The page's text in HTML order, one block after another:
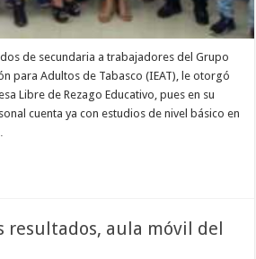
de secundaria a trabajadores del Grupo
para Adultos de Tabasco (IEAT), le otorgó
Libre de Rezago Educativo, pues en su
cuenta ya con estudios de nivel básico en
resultados, aula móvil del